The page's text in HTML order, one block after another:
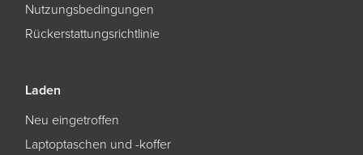
Nutzungsbedingungen
Rückerstattungsrichtlinie
Laden
Neu eingetroffen
Laptoptaschen und -koffer